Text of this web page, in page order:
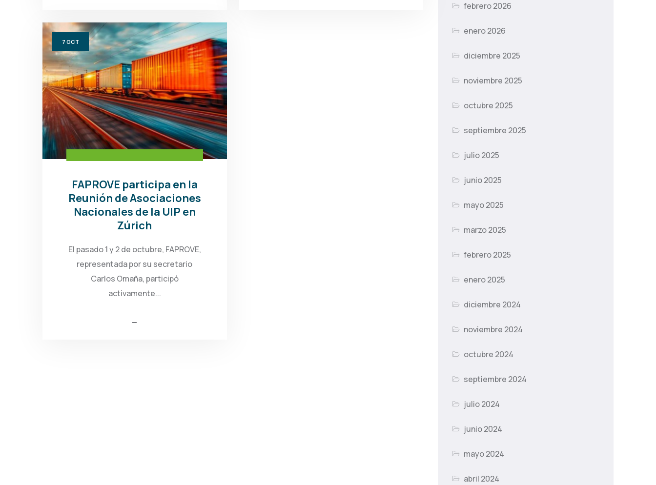
7 OCT
FAPROVE participa en la
Reunión de Asociaciones
Nacionales de la UIP en
Zúrich
El pasado 1 y 2 de octubre, FAPROVE,
representada por su secretario
Carlos Omaña, participó
activamente...
febrero 2026
enero 2026
diciembre 2025
noviembre 2025
octubre 2025
septiembre 2025
julio 2025
junio 2025
mayo 2025
marzo 2025
febrero 2025
enero 2025
diciembre 2024
noviembre 2024
octubre 2024
septiembre 2024
julio 2024
junio 2024
mayo 2024
abril 2024